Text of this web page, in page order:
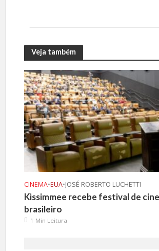
Veja também
CINEMA•EUA•JOSÉ ROBERTO LUCHETTI
Kissimmee recebe festival de
brasileiro
1 Min Leitura